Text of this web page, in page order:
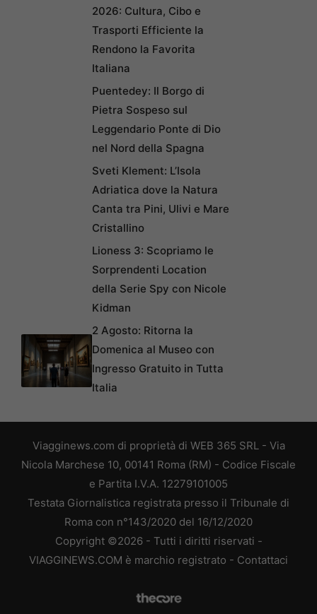
2026: Cultura, Cibo e
Trasporti Efficiente la
Rendono la Favorita
Italiana
Puentedey: Il Borgo di
Pietra Sospeso sul
Leggendario Ponte di Dio
nel Nord della Spagna
Sveti Klement: L’Isola
Adriatica dove la Natura
Canta tra Pini, Ulivi e Mare
Cristallino
Lioness 3: Scopriamo le
Sorprendenti Location
della Serie Spy con Nicole
Kidman
2 Agosto: Ritorna la
Domenica al Museo con
Ingresso Gratuito in Tutta
Italia
Viagginews.com di proprietà di WEB 365 SRL - Via
Nicola Marchese 10, 00141 Roma (RM) - Codice Fiscale
e Partita I.V.A. 12279101005
Testata Giornalistica registrata presso il Tribunale di
Roma con n°143/2020 del 16/12/2020
Copyright ©2026 - Tutti i diritti riservati -
VIAGGINEWS.COM è marchio registrato - Contattaci